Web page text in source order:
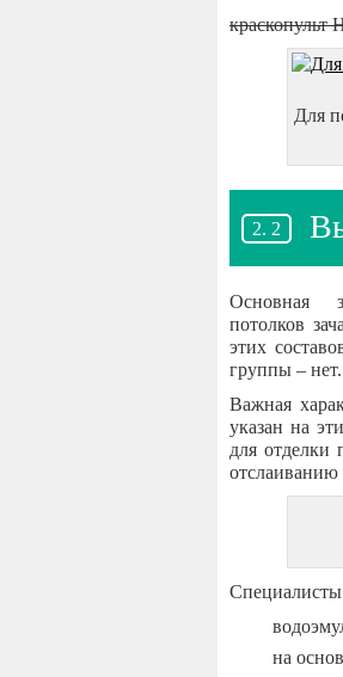
Для
Основная
потолков
этих
группы – нет.
Важная
указан на
для отделки
отслаиванию
Специалисты
на